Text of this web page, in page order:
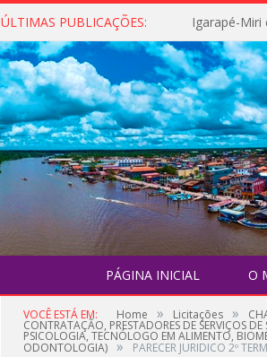
ÚLTIMAS PUBLICAÇÕES:
PÁGINA INICIAL O
VOCÊ ESTÁ EM: Home » Licitações »
CONTRATAÇÃO, PRESTADORES DE SERVIÇOS
PSICOLOGIA, TECNÓLOGO EM ALIMENTO,
ODONTOLOGIA) » PARECER JURIDICO 2º